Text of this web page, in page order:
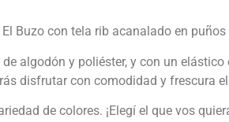
Buzo con tela rib acanalado en
algodón y poliéster, y con un
disfrutar con comodidad y frescura
de colores. ¡Elegí el que vos